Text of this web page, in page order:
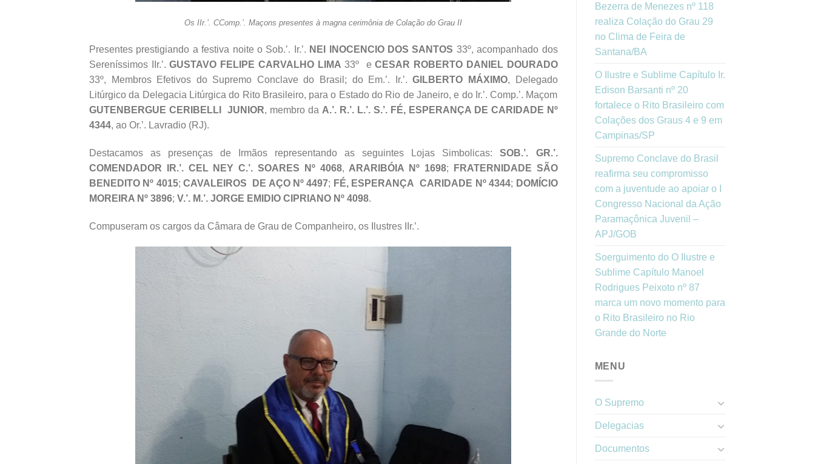
Os IIr.’. CComp.’. Maçons presentes à magna cerimônia de Colação do Grau II
Presentes prestigiando a festiva noite o Sob.’. Ir.’. NEI INOCENCIO DOS SANTOS 33º, acompanhado dos
Sereníssimos IIr.’.GUSTAVO FELIPE CARVALHO LIMA 33º eCESAR ROBERTO DANIEL DOURADO
33º, Membros Efetivos do Supremo Conclave do Brasil; do Em.’. Ir.’.GILBERTO MÁXIMO, Delegado
Litúrgico da Delegacia Litúrgica do Rito Brasileiro, para o Estado do Rio de Janeiro, e do Ir.’. Comp.’. Maçom
GUTENBERGUE CERIBELLI JUNIOR, membro da A.’. R.’. L.’. S.’. FÉ, ESPERANÇA DE CARIDADE Nº
4344, ao Or.’. Lavradio (RJ).
Destacamos as presenças de Irmãos representando as seguintes Lojas Simbolicas:SOB.’. GR.’.
COMENDADOR IR.’. CEL NEY C.’. SOARES Nº 4068, ARARIBÓIA Nº 1698;
FRATERNIDADE SÃO
BENEDITO Nº 4015;CAVALEIROS DE AÇO Nº 4497; FÉ, ESPERANÇA CARIDADE Nº 4344; DOMÍCIO
MOREIRA Nº 3896; V.’. M.’. JORGE EMIDIO CIPRIANO Nº 4098.
Compuseram os cargos da Câmara de Grau de Companheiro, os Ilustres IIr.’.
Bezerra de Menezes nº 118
realiza Colação do Grau 29
no Clima de Feira de
Santana/BA
O Ilustre e Sublime Capítulo Ir.
Edison Barsanti nº 20
fortalece o Rito Brasileiro com
Colações dos Graus 4 e 9 em
Campinas/SP
Supremo Conclave do Brasil
reafirma seu compromisso
com a juventude ao apoiar o I
Congresso Nacional da Ação
Paramaçônica Juvenil –
APJ/GOB
Soerguimento do O Ilustre e
Sublime Capítulo Manoel
Rodrigues Peixoto nº 87
marca um novo momento para
o Rito Brasileiro no Rio
Grande do Norte
MENU
O Supremo
Delegacias
Documentos